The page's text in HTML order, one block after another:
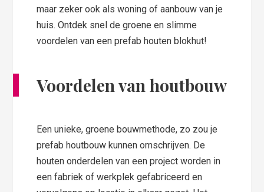
maar zeker ook als woning of aanbouw van je
huis. Ontdek snel de groene en slimme
voordelen van een prefab houten blokhut!
Voordelen van houtbouw
Een unieke, groene bouwmethode, zo zou je
prefab houtbouw kunnen omschrijven. De
houten onderdelen van een project worden in
een fabriek of werkplek gefabriceerd en